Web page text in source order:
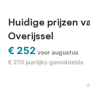
Huidige prijzen
Overijssel
€ 252 voor augustus
€ 270 jaarlijks gemiddelde